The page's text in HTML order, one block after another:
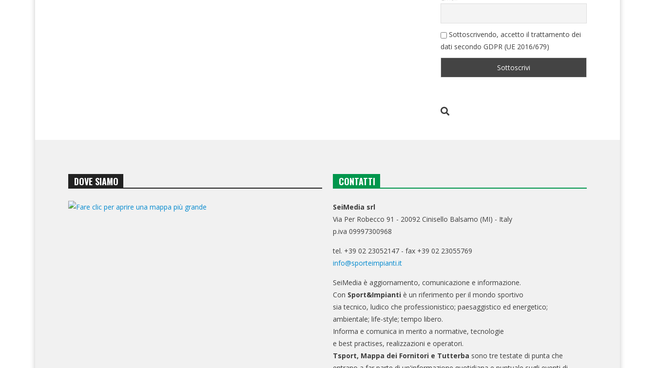
Sottoscrivendo, accetto il trattamento dei
dati secondo GDPR (UE 2016/679)
DOVE SIAMO CONTATTI
SeiMedia srl
Via Per Robecco 91 - 20092 Cinisello Balsamo (MI) - Italy
p.iva 09997300968
tel. +39 02 23052147 - fax +39 02 23055769
info@sporteimpianti.it
SeiMedia è aggiornamento, comunicazione e informazione.
Con Sport&Impianti è un riferimento per il mondo sportivo
sia tecnico, ludico che professionistico; paesaggistico ed energetico;
ambientale; life-style; tempo libero.
Informa e comunica in merito a normative, tecnologie
e best practises, realizzazioni e operatori.
Tsport, Mappa dei Fornitori e Tutterba sono tre testate di punta che